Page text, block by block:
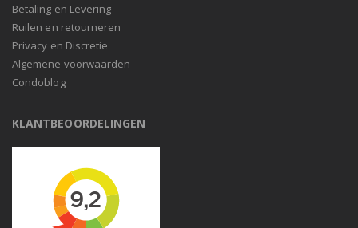
Betaling en Levering
Ruilen en retourneren
Privacy en Discretie
Algemene voorwaarden
Condoblog
KLANTBEOORDELINGEN